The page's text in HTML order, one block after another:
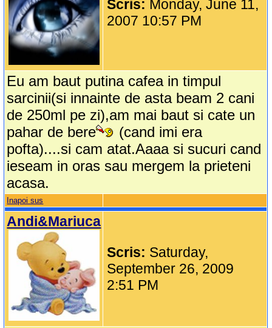
Scris: Monday, June 11,
2007 10:57 PM
Eu am baut putina cafea in timpul
sarcinii(si innainte de asta beam 2 cani
de 250ml pe zi),am mai baut si cate un
pahar de bere
(cand imi era
pofta)....si cam atat.Aaaa si sucuri cand
ieseam in oras sau mergem la prieteni
acasa.
Inapoi sus
Andi&Mariuca
Scris: Saturday,
September 26, 2009
2:51 PM